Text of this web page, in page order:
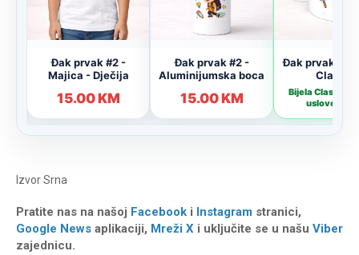
IzvorSrna
Pratite nas na našoj Facebook i Instagram stranici,
Google News aplikaciji, Mreži X i uključite se u našu Viber
zajednicu.